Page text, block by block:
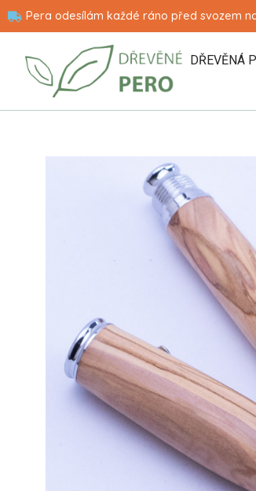
Pera odesílám každé ráno před svozem
DŘEVĚNÁ